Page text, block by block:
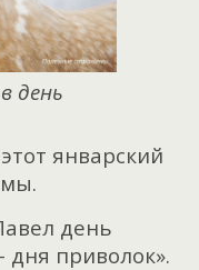
день
январский
день
дня приволок».